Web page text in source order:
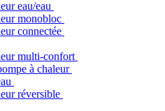
eau/eau
monobloc
connectée
multi-confort
à chaleur
réversible